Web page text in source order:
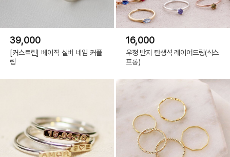
39,000
[커스트린] 베이직 실버 네임 커플
링
16,000
우정 반지 탄생석 레이어드링(식스
프롱)